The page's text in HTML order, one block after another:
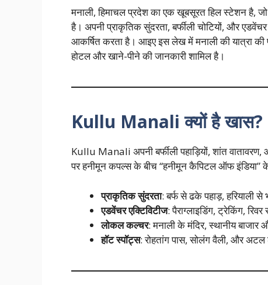
मनाली, हिमाचल प्रदेश का एक खूबसूरत हिल स्टेशन है,
है। अपनी प्राकृतिक सुंदरता, बर्फीली चोटियों, और
आकर्षित करता है। आइए इस लेख में मनाली की यात्रा
होटल और खाने-पीने की जानकारी शामिल है।
Kullu Manali क्यों है खास?
Kullu Manali अपनी बर्फीली पहाड़ियों, शांत
पर हनीमून कपल्स के बीच “हनीमून कैपिटल ऑफ इंडिया”
प्राकृतिक सुंदरता: बर्फ से ढके पहाड़, हरियाली से
एडवेंचर एक्टिविटीज: पैराग्लाइडिंग, ट्रेकिंग,
लोकल कल्चर: मनाली के मंदिर, स्थानीय
हॉट स्पॉट्स: रोहतांग पास, सोलंग वैली, और